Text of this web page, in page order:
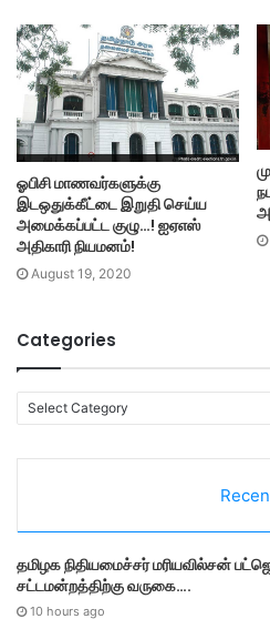
ஓபிசி மாணவர்களுக்கு
இடஒதுக்கீட்டை இறுதி செய்ய
அமைக்கப்பட்ட குழு…! ஐஏஎஸ்
அதிகாரி நியமனம்!
August 19, 2020
Categories
a
i
e
s
தமி​ழ​க நிதியமைச்சர் மரியவில்சன்
சட்டமன்றத்திற்கு வருகை….
10 hours ago